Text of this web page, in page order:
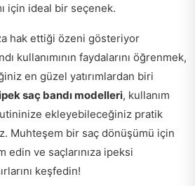
için ideal bir seçenek.
hak ettiği özeni gösteriyor
kullanımının faydalarını öğrenmek,
en güzel yatırımlardan biri
ipek saç bandı modelleri, kullanım
ekleyebileceğiniz pratik
Muhteşem bir saç dönüşümü için
edin ve saçlarınıza ipeksi
keşfedin!